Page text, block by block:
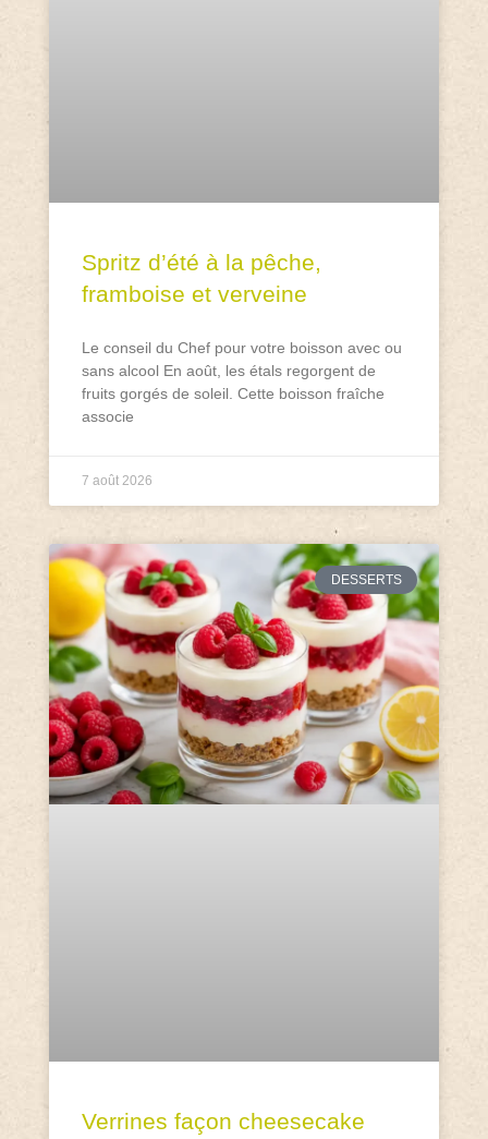
Spritz d’été à la pêche,
framboise et verveine
Le conseil du Chef pour votre boisson avec ou
sans alcool En août, les étals regorgent de
fruits gorgés de soleil. Cette boisson fraîche
associe
7 août 2026
DESSERTS
Verrines façon cheesecake